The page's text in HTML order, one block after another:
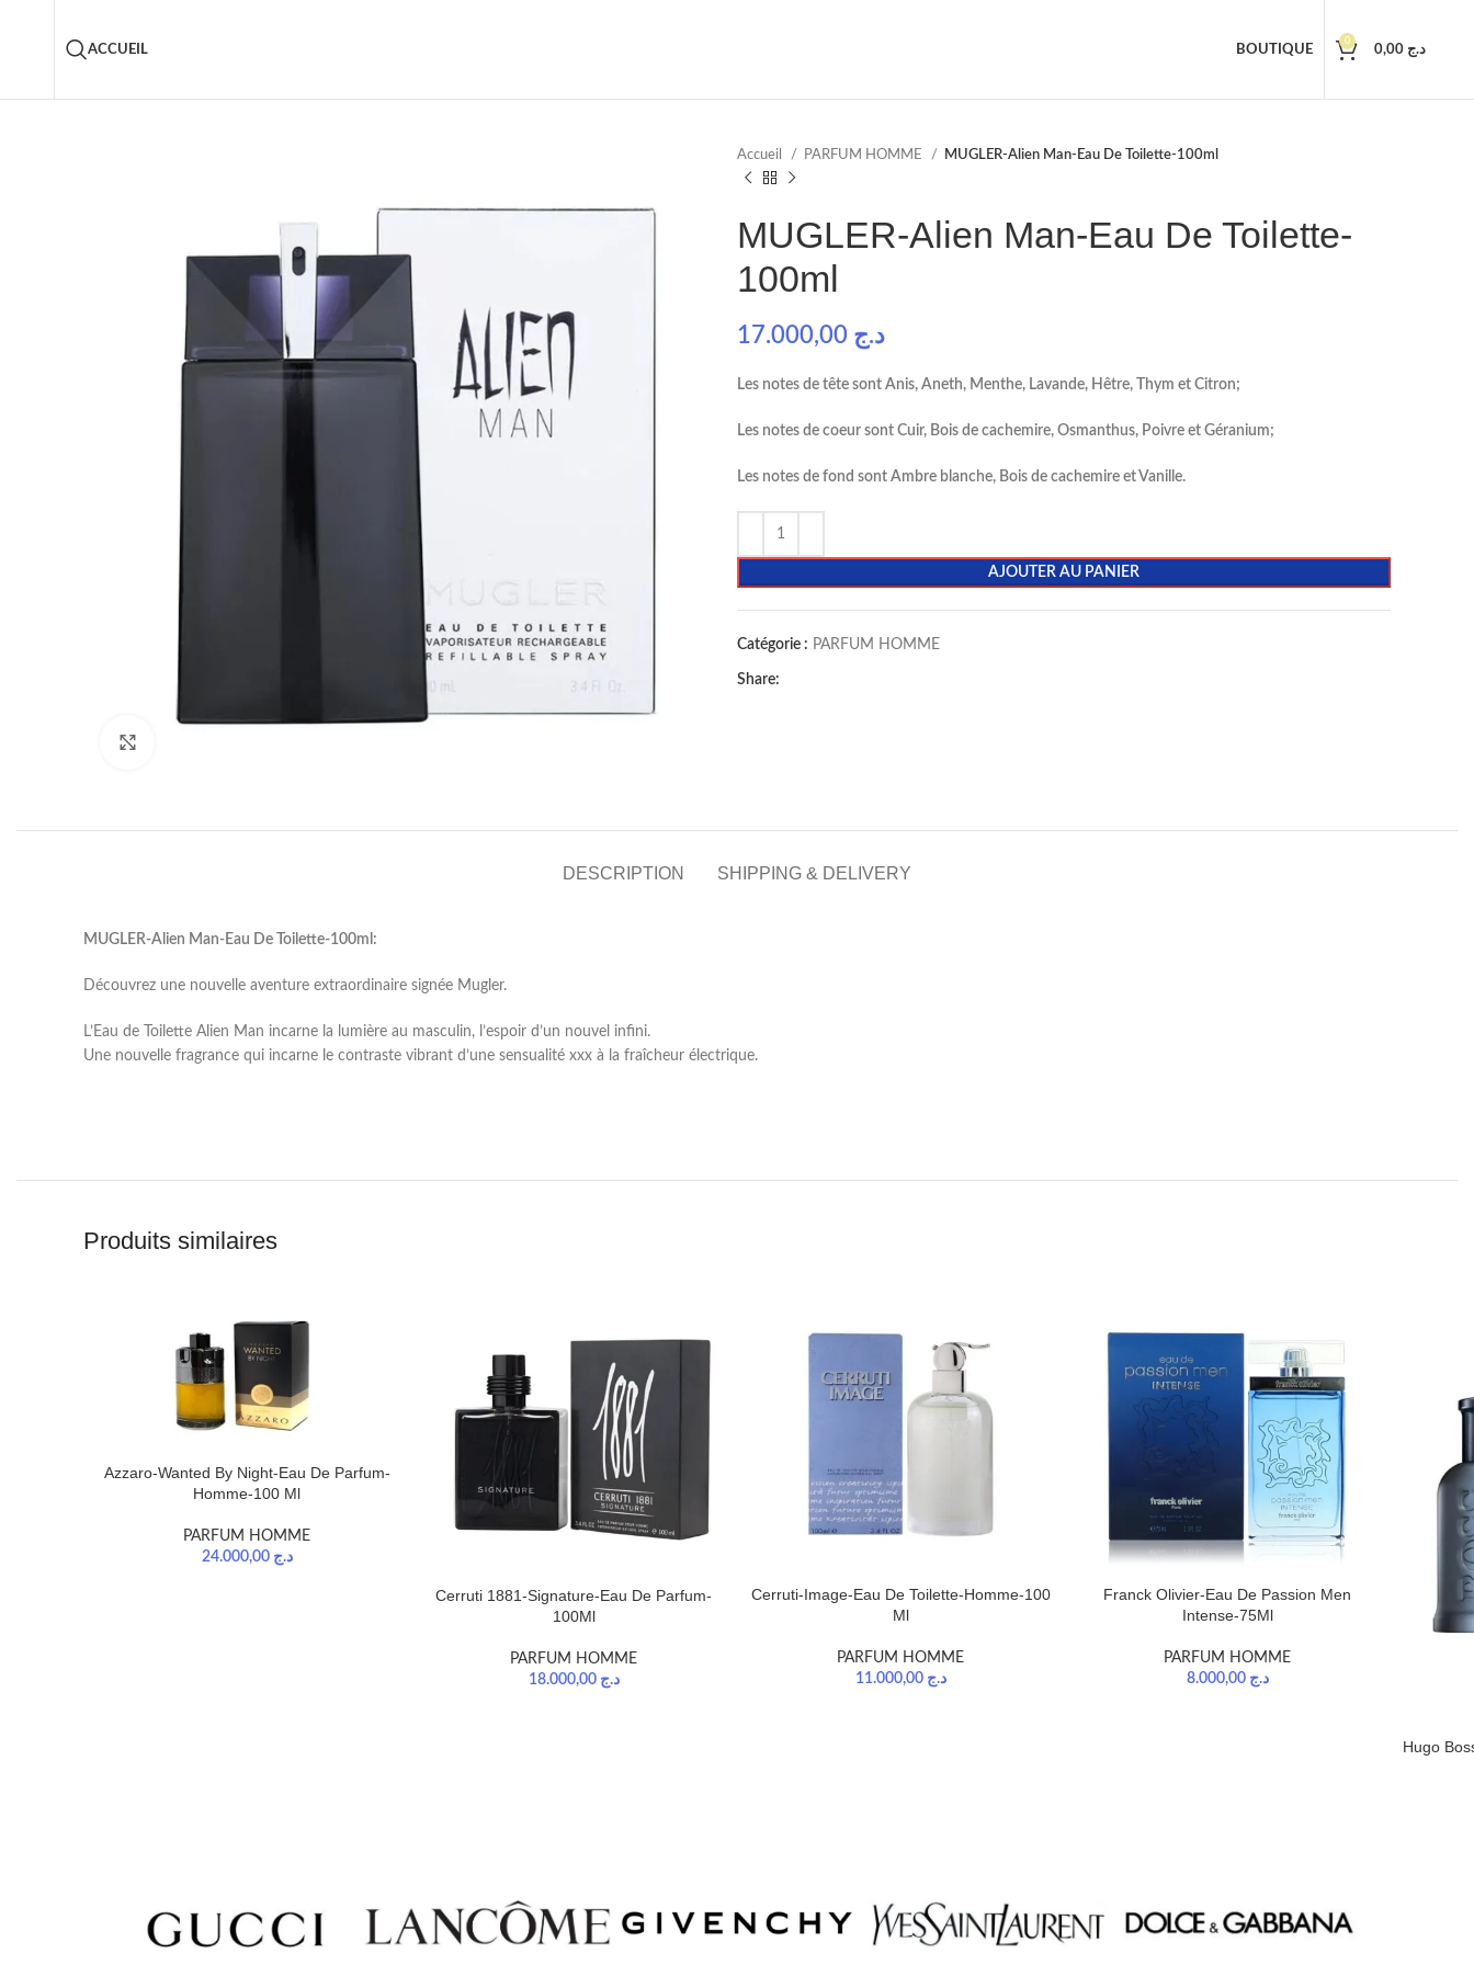
ACCUEIL BOUTIQUE
0
د.ج
Accueil PARFUM HOMME MUGLER-Alien Man-Eau De Toilette-100ml
MUGLER-Alien Man-Eau De Toilette-
100ml
د.ج
Les notes de tête sont Anis, Aneth, Menthe, Lavande, Hêtre, Thym et Citron;
Les notes de coeur sont Cuir, Bois de cachemire, Osmanthus, Poivre et Géranium;
Les notes de fond sont Ambre blanche, Bois de cachemire et Vanille.
AJOUTER AU PANIER
Catégorie : PARFUM HOMME
Share:
DESCRIPTION SHIPPING & DELIVERY
MUGLER-Alien Man-Eau De Toilette-100ml:
Découvrez une nouvelle aventure extraordinaire signée Mugler.
L’Eau de Toilette Alien Man incarne la lumière au masculin, l’espoir d’un nouvel infini.
Une nouvelle fragrance qui incarne le contraste vibrant d’une sensualité xxx à la fraîcheur électrique.
Produits similaires
Azzaro-Wanted By Night-Eau De Parfum-
Homme-100 Ml
PARFUM HOMME
د.ج 24.000,00
Cerruti 1881-Signature-Eau De Parfum-
100Ml
PARFUM HOMME
د.ج 18.000,00
Cerruti-Image-Eau De Toilette-Homme-100
Ml
PARFUM HOMME
د.ج 11.000,00
Franck Olivier-Eau De Passion Men
Intense-75Ml
PARFUM HOMME
د.ج 8.000,00
Hugo